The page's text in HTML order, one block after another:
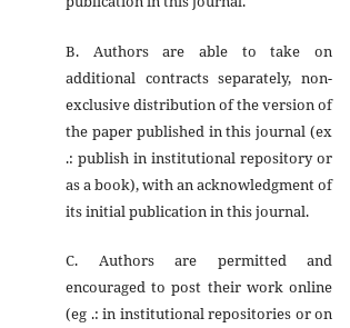
B. Authors are able to take on
additional contracts separately, non-
exclusive distribution of the version of
the paper published in this journal (ex
.: publish in institutional repository or
as a book), with an acknowledgment of
its initial publication in this journal.
C. Authors are permitted and
encouraged to post their work online
(eg .: in institutional repositories or on